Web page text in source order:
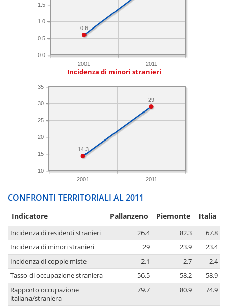
2001 2011
0.0
0.5
1.0
1.5
0.6
Incidenza di minori stranieri
2001 2011
10
15
20
25
30
35
29
14.3
CONFRONTI TERRITORIALI AL 2011
Indicatore Pallanzeno Piemonte Italia
Incidenza di residenti stranieri 26.4 82.3
67.8
Incidenza di minori stranieri
29 23.9
23.4
Incidenza di coppie miste
2.1 2.7
2.4
Tasso di occupazione straniera
56.5 58.2
58.9
Rapporto occupazione
italiana/straniera
79.7 80.9 74.9